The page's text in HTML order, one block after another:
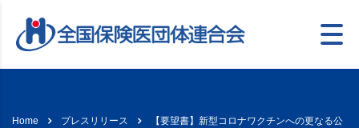
Home プレスリリース
【要望書】新型コロナワクチンへの更なる公